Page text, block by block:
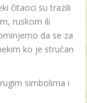
čitaoci su trazili
ruskom ili
da se za
ko je stručan
simbolima i